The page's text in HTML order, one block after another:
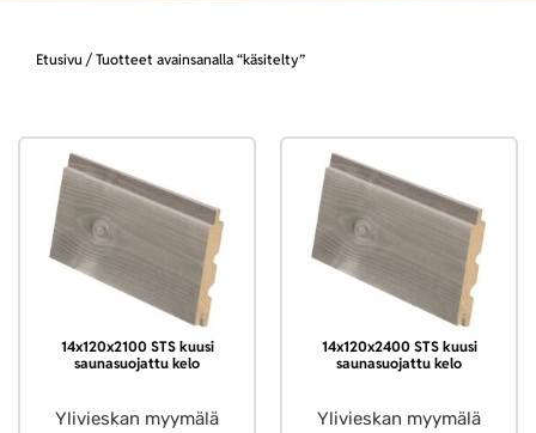
Etusivu / Tuotteet avainsanalla “käsitelty”
14x120x2100 STS kuusi
saunasuojattu kelo
Ylivieskan myymälä
14x120x2400 STS kuusi
saunasuojattu kelo
Ylivieskan myymälä